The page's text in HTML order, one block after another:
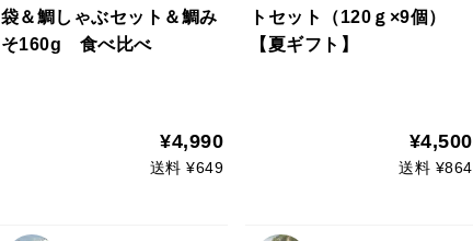
袋＆鯛しゃぶセット＆鯛み
そ160g 食べ比べ
¥4,990
送料 ¥649
トセット（120ｇ×9個）
【夏ギフト】
¥4,500
送料 ¥864